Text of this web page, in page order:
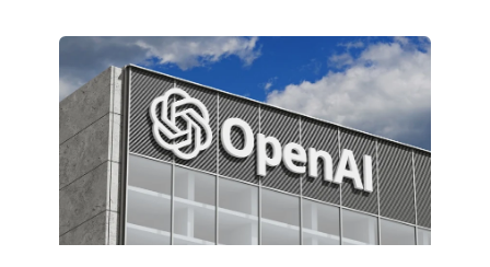
ПРИОРИТЕТНЫЕ
ЗАДАЧИ
ПО
РАЗВИТИЮ
ЭКОСИСТЕМЫ
ИСКУССТВЕННОГО
ИНТЕЛЛЕКТА